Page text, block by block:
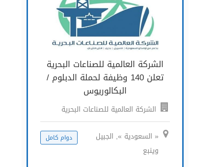
الشركة العالمية للصناعات البحرية
تعلن 140 وظيفة لحملة الدبلوم /
البكالوريوس
الشركة العالمية للصناعات البحرية
« السعودية », الجبيل
وينبع
دوام كامل